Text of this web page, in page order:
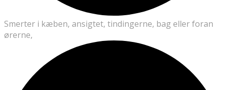
Smerter i kæben, ansigtet, tindingerne, bag eller foran
ørerne,